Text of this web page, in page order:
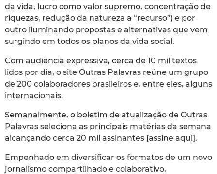
da vida, lucro como valor supremo, concentração de
riquezas, redução da natureza a “recurso”) e por
outro iluminando propostas e alternativas que vem
surgindo em todos os planos da vida social.
Com audiência expressiva, cerca de 10 mil textos
lidos por dia, o site Outras Palavras reúne um grupo
de 200 colaboradores brasileiros e, entre eles, alguns
internacionais.
Semanalmente, o boletim de atualização de Outras
Palavras seleciona as principais matérias da semana
alcançando cerca 20 mil assinantes [assine aqui].
Empenhado em diversificar os formatos de um novo
jornalismo compartilhado e colaborativo,